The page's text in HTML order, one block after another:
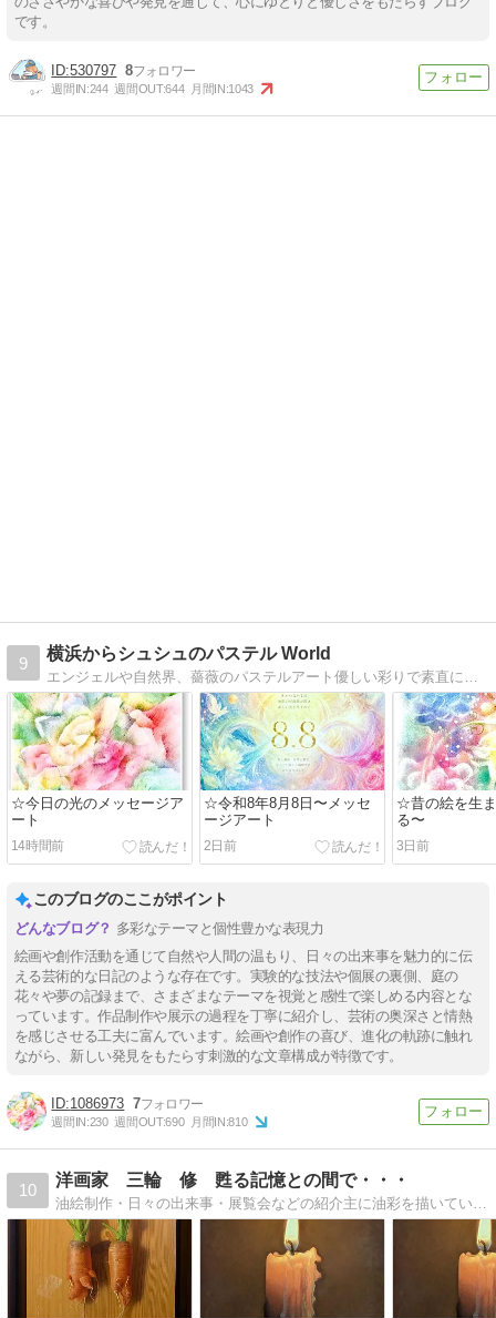
です。
530797 8
週間IN:244 週間OUT:644 月間IN:1043
9
横浜からシュシュのパステル World
☆今日の光のメッセージア
ート
14時間前
☆令和8年8月8日〜メッセ
ージアート
2日前
☆昔の絵を生
る〜
3日前
このブログのここがポイント
多彩なテーマと個性豊かな表現力
絵画や創作活動を通じて自然や人間の温もり、日々の出来事を魅力的に伝
える芸術的な日記のような存在です。実験的な技法や個展の裏側、庭の
花々や夢の記録まで、さまざまなテーマを視覚と感性で楽しめる内容とな
っています。作品制作や展示の過程を丁寧に紹介し、芸術の奥深さと情熱
を感じさせる工夫に富んでいます。絵画や創作の喜び、進化の軌跡に触れ
ながら、新しい発見をもたらす刺激的な文章構成が特徴です。
1086973 7
週間IN:230 週間OUT:690 月間IN:810
10
洋画家 三輪 修 甦る記憶との間で・・・
油絵制作・日々の出来事・展覧会などの紹介主に油彩を描いています。